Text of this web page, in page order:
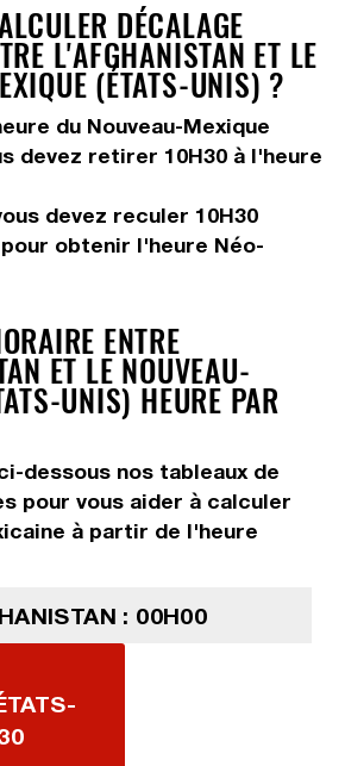
DÉCALAGE
L'AFGHANISTAN ET LE
(ÉTATS-UNIS) ?
du Nouveau-Mexique
devez retirer 10H30à l'heure
devez reculer 10H30
obtenir l'heure Néo-
ENTRE
ET LE NOUVEAU-
UNIS) HEURE PAR
dessous nos tableaux de
pour vous aider à calculer
à partir de l'heure
: 00H00